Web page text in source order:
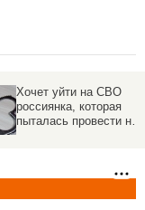
Хочет уйти на СВО
россиянка, которая
пыталась провести на